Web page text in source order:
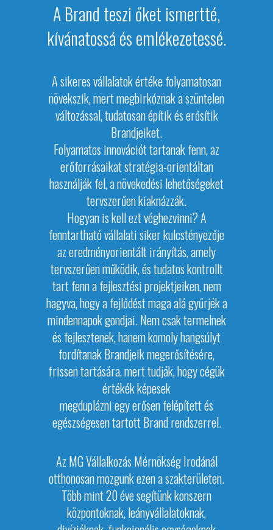
A Brand teszi őket ismertté,
kívánatossá és emlékezetessé.
A sikeres vállalatok értéke folyamatosan
növekszik, mert megbirkóznak a szüntelen
változással, tudatosan építik és erősítik
Brandjeiket.
Folyamatos innovációt tartanak fenn, az
erőforrásaikat stratégia-orientáltan
használják fel, a növekedési lehetőségeket
tervszerűen kiaknázzák.
Hogyan is kell ezt véghezvinni? A
fenntartható vállalati siker kulcstényezője
az eredményorientált irányítás, amely
tervszerűen működik, és tudatos kontrollt
tartfenn a fejlesztési projektjeiken, nem
hagyva, hogy a fejlődést maga alá gyűrjék a
mindennapok gondjai.Nem csak termelnek
és fejlesztenek, hanem komolyhangsúlyt
fordítanak Brandjeik megerősítésére,
frissen tartására, mert tudják, hogy cégük
értékék képesek
megduplázni egy erősen felépítettés
egészségesen tartott Brand rendszerrel.
Az MG Vállalkozás Mérnökség Irodánál
otthonosan mozgunk ezen a szakterületen.
Több mint 20 éve segítünk konszern
központoknak, leányvállalatoknak,